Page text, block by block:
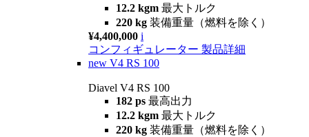
12.2 kgm 最大トルク
220 kg 装備重量（燃料を除く）
¥4,400,000 i
コンフィギュレーター 製品詳細
new V4 RS 100
Diavel V4 RS 100
182 ps 最高出力
12.2 kgm 最大トルク
220 kg 装備重量（燃料を除く）